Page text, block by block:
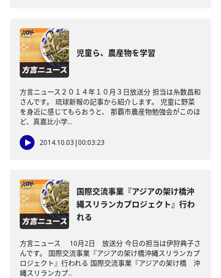
児童ら、農産物を学習
方言ニュース２０１４年１０月３日放送分 担当は糸数昌和
さんです。 琉球新報の記事から紹介します。 児童に野菜
を身近に感じてもらおうと、 那覇市農産物勉強会がこのほ
ど、真嘉比小学...
2014.10.03 |00:03:23
国際交流事業『アジアの架け橋沖
縄スリランカプロジェクト』行わ
れる
方言ニュース 10月2日 放送分 今日の担当は伊狩典子さ
んです。 国際交流事業『アジアの架け橋沖縄スリランカプ
ロジェクト』行われる 国際交流事業『アジアの架け橋 沖
縄スリランカプ...